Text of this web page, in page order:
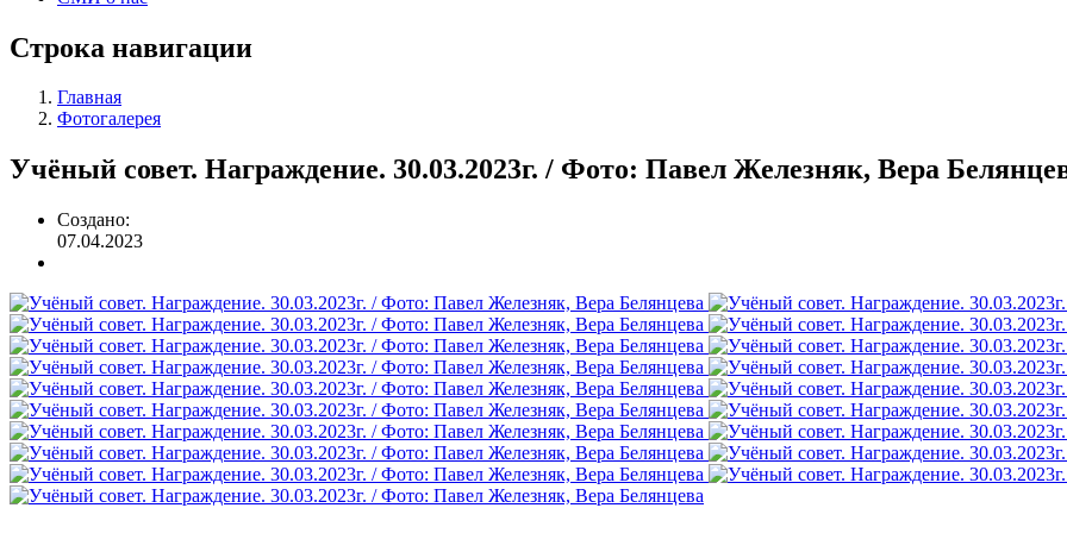
Строка навигации
Главная
Фотогалерея
Учёный совет. Награждение. 30.03.2023г. / Фото: Павел Железняк, Вера
Создано:
07.04.2023